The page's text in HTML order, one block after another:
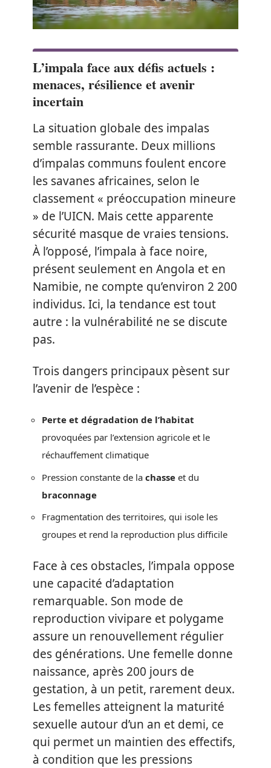
L’impala face aux défis actuels :
menaces, résilience et avenir
incertain
La situation globale des impalas
semble rassurante. Deux millions
d’impalas communs foulent encore
les savanes africaines, selon le
classement « préoccupation mineure
» de l’UICN. Mais cette apparente
sécurité masque de vraies tensions.
À l’opposé, l’impala à face noire,
présent seulement en Angola et en
Namibie, ne compte qu’environ 2 200
individus. Ici, la tendance est tout
autre : la vulnérabilité ne se discute
pas.
Trois dangers principaux pèsent sur
l’avenir de l’espèce :
Perte et dégradation de l’habitat
provoquées par l’extension agricole et le
réchauffement climatique
Pression constante de la chasse et du
braconnage
Fragmentation des territoires, qui isole les
groupes et rend la reproduction plus difficile
Face à ces obstacles, l’impala oppose
une capacité d’adaptation
remarquable. Son mode de
reproduction vivipare et polygame
assure un renouvellement régulier
des générations. Une femelle donne
naissance, après 200 jours de
gestation, à un petit, rarement deux.
Les femelles atteignent la maturité
sexuelle autour d’un an et demi, ce
qui permet un maintien des effectifs,
à condition que les pressions